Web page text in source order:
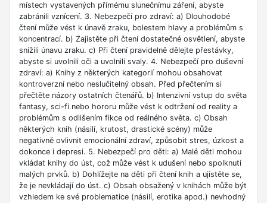
místech vystavených přímému slunečnímu záření, abyste
zabránili vznícení. 3. Nebezpečí pro zdraví: a) Dlouhodobé
čtení může vést k únavě zraku, bolestem hlavy a problémům s
koncentrací. b) Zajistěte při čtení dostatečné osvětlení, abyste
snížili únavu zraku. c) Při čtení pravidelně dělejte přestávky,
abyste si uvolnili oči a uvolnili svaly. 4. Nebezpečí pro duševní
zdraví: a) Knihy z některých kategorií mohou obsahovat
kontroverzní nebo neslučitelný obsah. Před přečtením si
přečtěte názory ostatních čtenářů. b) Intenzivní vstup do světa
fantasy, sci-fi nebo hororu může vést k odtržení od reality a
problémům s odlišením fikce od reálného světa. c) Obsah
některých knih (násilí, krutost, drastické scény) může
negativně ovlivnit emocionální zdraví, způsobit stres, úzkost a
dokonce i depresi. 5. Nebezpečí pro děti: a) Malé děti mohou
vkládat knihy do úst, což může vést k udušení nebo spolknutí
malých prvků. b) Dohlížejte na děti při čtení knih a ujistěte se,
že je nevkládají do úst. c) Obsah obsažený v knihách může být
vzhledem ke své problematice (násilí, erotika apod.) nevhodný